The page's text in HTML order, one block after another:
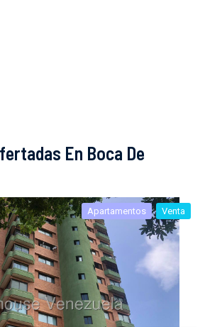
En Boca De
Apartamentos Venta